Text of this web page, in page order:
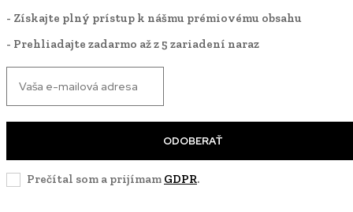
- Získajte plný prístup k nášmu prémiovému obsahu
- Prehliadajte zadarmo až z 5 zariadení naraz
ODOBERAŤ
Prečítal som a prijímam GDPR.